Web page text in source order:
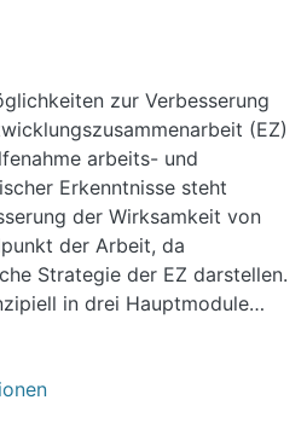
zur Verbesserung
(EZ)
arbeits- und
Erkenntnisse steht
der Wirksamkeit von
der Arbeit, da
Strategie der EZ darstellen.
in drei Hauptmodule
In dem EZ-Modul
und ihr politischer
der verstärkte Fokus der EZ